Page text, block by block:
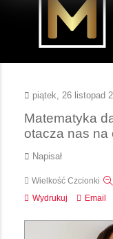
piątek, 26 listopad
Matematyka
otacza nas na
Napisał
Wielkość Czcionki
Wydrukuj
Email